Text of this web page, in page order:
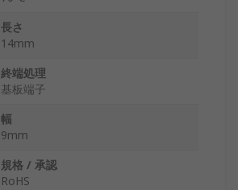
長さ
14mm
終端処理
基板端子
幅
9mm
規格 / 承認
RoHS